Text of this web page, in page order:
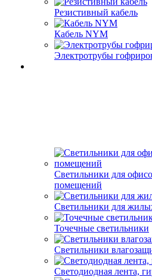
Резистивный кабель
Кабель NYM
Электротрубы
Светильники для
помещений
Светильники для
Точечные светильники
Светильники
Светодиодная лента,